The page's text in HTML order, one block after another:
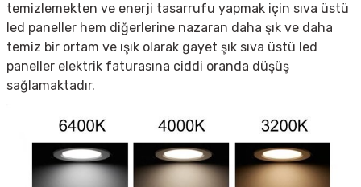
temizlemekten ve enerji tasarrufu yapmak için sıva üstü
led paneller hem diğerlerine nazaran daha şık ve daha
temiz bir ortam ve ışık olarak gayet şık sıva üstü led
paneller elektrik faturasına ciddi oranda düşüş
sağlamaktadır.